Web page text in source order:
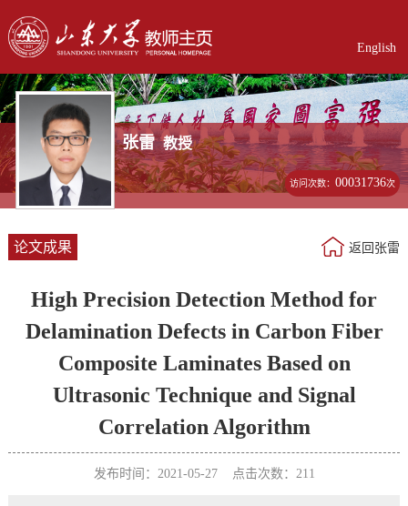
English
张雷 教授
访问次数：00031736次
论文成果 返回张雷
High Precision Detection Method for
Delamination Defects in Carbon Fiber
Composite Laminates Based on
Ultrasonic Technique and Signal
Correlation Algorithm
发布时间：2021-05-27 点击次数： 211